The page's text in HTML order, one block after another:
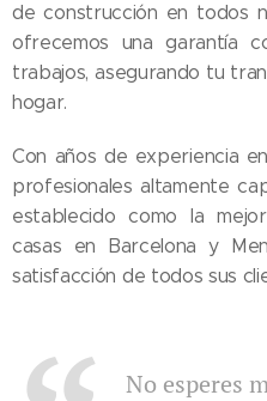
de construcción en todos
ofrecemos una garantía
trabajos, asegurando tu
hogar.
Con años de experiencia
profesionales altamente
establecido como la
casas en Barcelona y
satisfacción de todos sus
No esperes